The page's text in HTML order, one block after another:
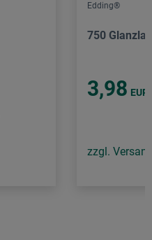
Edding®
750
3,98 EUR
zzgl.